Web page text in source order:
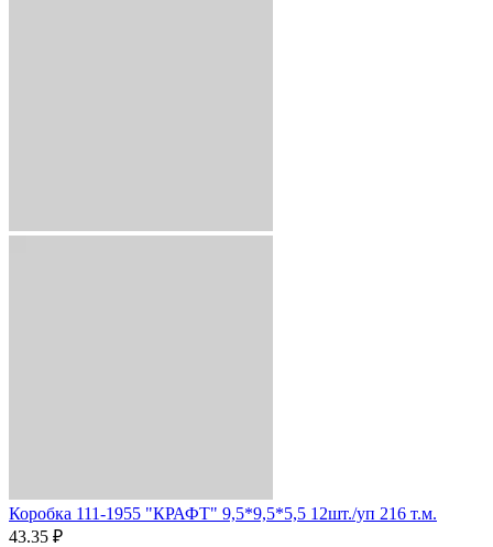
Коробка 111-1955 "КРАФТ" 9,5*9,5*5,5 12шт./уп 216 т.м.
43.35 ₽